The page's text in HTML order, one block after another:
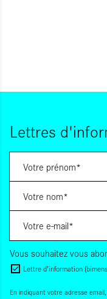
Lettres
Vous souhaitez vous
Lettre d'information
En indiquant votre adresse